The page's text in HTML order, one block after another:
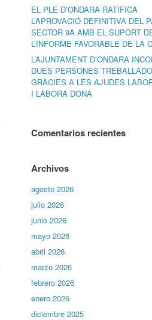
EL PLE D’ONDARA RATIFICA
L’APROVACIÓ DEFINITIVA DEL
SECTOR 9A AMB EL SUPORT
L’INFORME FAVORABLE DE LA
L’AJUNTAMENT D’ONDARA
DUES PERSONES
GRÀCIES A LES AJUDES
I LABORA DONA
Comentarios recientes
Archivos
agosto 2026
julio 2026
junio 2026
mayo 2026
abril 2026
marzo 2026
febrero 2026
enero 2026
diciembre 2025